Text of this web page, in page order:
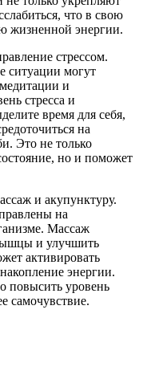
что в свою
жизненной энергии.
стрессом.
ситуации могут
и
стресса и
время для себя,
на
Это не только
но и поможет
и акупунктуру.
на
Массаж
и улучшить
активировать
энергии.
повысить уровень
самочувствие.